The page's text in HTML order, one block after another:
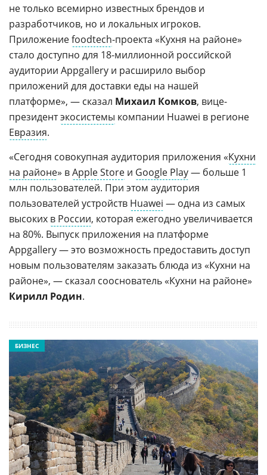
не только всемирно известных брендов и
разработчиков, но и локальных игроков.
Приложениеfoodtech-проекта «Кухня на районе»
стало доступно для 18-миллионной российской
аудитории Appgallery и расширило выбор
приложений для доставки еды на нашей
платформе», — сказал Михаил Комков, вице-
президентэкосистемы компании Huawei в регионе
Евразия.
«Сегодня совокупная аудитория приложения «Кухни
на районе» вApple Store и Google Play— больше 1
млн пользователей. При этом аудитория
пользователей устройств Huawei — одна из самых
высоких в России, которая ежегодно увеличивается
на 80%. Выпуск приложения на платформе
Appgallery — это возможность предоставить доступ
новым пользователям заказать блюда из «Кухни на
районе», — сказал сооснователь «Кухни на районе»
Кирилл Родин.
БИЗНЕС